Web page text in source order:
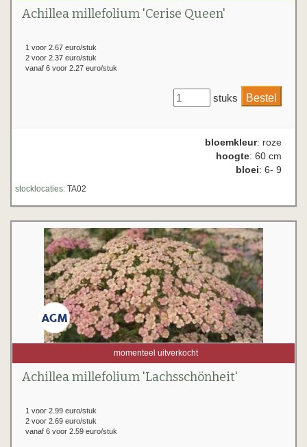
Achillea millefolium 'Cerise Queen'
1 voor 2.67 euro/stuk
2 voor 2.37 euro/stuk
vanaf 6 voor 2.27 euro/stuk
stuks
bloemkleur: roze
hoogte: 60 cm
bloei: 6- 9
stocklocaties: TA02
momenteel uitverkocht
Achillea millefolium 'Lachsschönheit'
1 voor 2.99 euro/stuk
2 voor 2.69 euro/stuk
vanaf 6 voor 2.59 euro/stuk